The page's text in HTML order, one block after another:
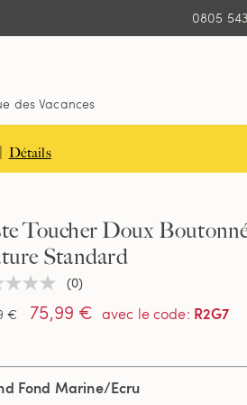
0805
des Vacances
Détails
Toucher Doux
Standard
(0)
€
75,99 € avec le code: R2G7
Fond Marine/Ecru